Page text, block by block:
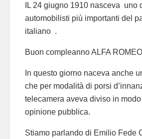
IL 24 giugno 1910 nasceva uno
automobilisti più importanti del
italiano .
Buon compleanno ALFA
In questo giorno naceva anche
che per modalità di porsi
telecamera aveva diviso in
opinione pubblica.
Stiamo parlando di Emilio Fede